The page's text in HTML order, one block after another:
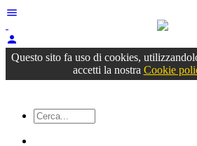
menu
person
Questo sito fa uso di cookies,
accetti la nostra Cookie